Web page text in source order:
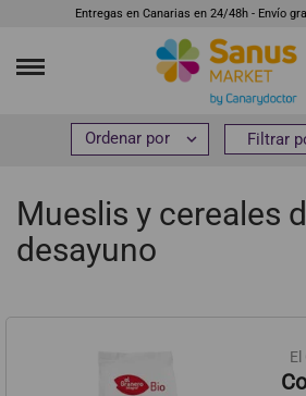
Entregas en Canarias en 24/48h - Envío
Alimentación
Cereales,
Mueslis y cereales de desayuno
Mueslis y cereales
desayuno
 Filtrar
 Filtrar